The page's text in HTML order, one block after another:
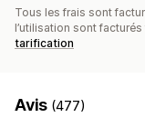
Tous les frais sont
l’utilisation sont
tarification
Avis (477)